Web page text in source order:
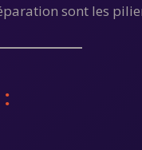
sont les